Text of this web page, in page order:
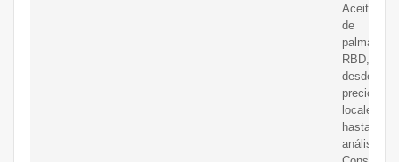
Aceite
de
palma
RBD,
desde
precios
locales
hasta
análisis.